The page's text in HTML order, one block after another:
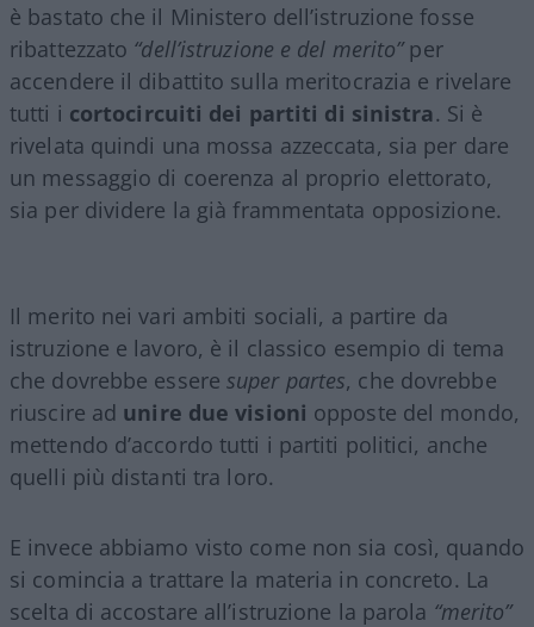
è bastato che il Ministero dell’istruzione fosse
ribattezzato “dell’istruzione e del merito”per
accendere il dibattito sulla meritocrazia e rivelare
tutti i cortocircuiti dei partiti di sinistra. Si è
rivelata quindi una mossa azzeccata, sia per dare
un messaggio di coerenza al proprio elettorato,
sia per dividere la già frammentata opposizione.
Il merito nei vari ambiti sociali, a partire da
istruzione e lavoro, è il classico esempio di tema
che dovrebbe esseresuper partes, che dovrebbe
riuscire ad unire due visioni opposte del mondo,
mettendo d’accordo tutti i partiti politici, anche
quelli più distanti tra loro.
E invece abbiamo visto come non sia così, quando
si comincia a trattare la materia in concreto. La
scelta di accostare all’istruzione la parola “merito”